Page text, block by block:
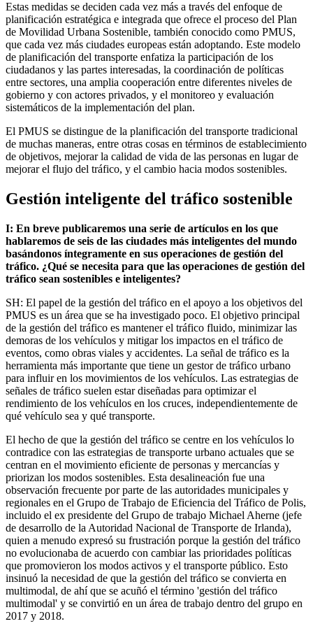
Estas medidas se deciden cada vez más a través del enfoque de
planificación estratégica e integrada que ofrece el proceso del Plan
de Movilidad Urbana Sostenible, también conocido como PMUS,
que cada vez más ciudades europeas están adoptando. Este modelo
de planificación del transporte enfatiza la participación de los
ciudadanos y las partes interesadas, la coordinación de políticas
entre sectores, una amplia cooperación entre diferentes niveles de
gobierno y con actores privados, y el monitoreo y evaluación
sistemáticos de la implementación del plan.
El PMUS se distingue de la planificación del transporte tradicional
de muchas maneras, entre otras cosas en términos de establecimiento
de objetivos, mejorar la calidad de vida de las personas en lugar de
mejorar el flujo del tráfico, y el cambio hacia modos sostenibles.
Gestión inteligente del tráfico sostenible
I: En breve publicaremos una serie de artículos en los que
hablaremos de seis de las ciudades más inteligentes del mundo
basándonos íntegramente en sus operaciones de gestión del
tráfico. ¿Qué se necesita para que las operaciones de gestión del
tráfico sean sostenibles e inteligentes?
SH: El papel de la gestión del tráfico en el apoyo a los objetivos del
PMUS es un área que se ha investigado poco. El objetivo principal
de la gestión del tráfico es mantener el tráfico fluido, minimizar las
demoras de los vehículos y mitigar los impactos en el tráfico de
eventos, como obras viales y accidentes. La señal de tráfico es la
herramienta más importante que tiene un gestor de tráfico urbano
para influir en los movimientos de los vehículos. Las estrategias de
señales de tráfico suelen estar diseñadas para optimizar el
rendimiento de los vehículos en los cruces, independientemente de
qué vehículo sea y qué transporte.
El hecho de que la gestión del tráfico se centre en los vehículos lo
contradice con las estrategias de transporte urbano actuales que se
centran en el movimiento eficiente de personas y mercancías y
priorizan los modos sostenibles. Esta desalineación fue una
observación frecuente por parte de las autoridades municipales y
regionales en el Grupo de Trabajo de Eficiencia del Tráfico de Polis,
incluido el ex presidente del Grupo de trabajo Michael Aherne (jefe
de desarrollo de la Autoridad Nacional de Transporte de Irlanda),
quien a menudo expresó su frustración porque la gestión del tráfico
no evolucionaba de acuerdo con cambiar las prioridades políticas
que promovieron los modos activos y el transporte público. Esto
insinuó la necesidad de que la gestión del tráfico se convierta en
multimodal, de ahí que se acuñó el término 'gestión del tráfico
multimodal' y se convirtió en un área de trabajo dentro del grupo en
2017 y 2018.